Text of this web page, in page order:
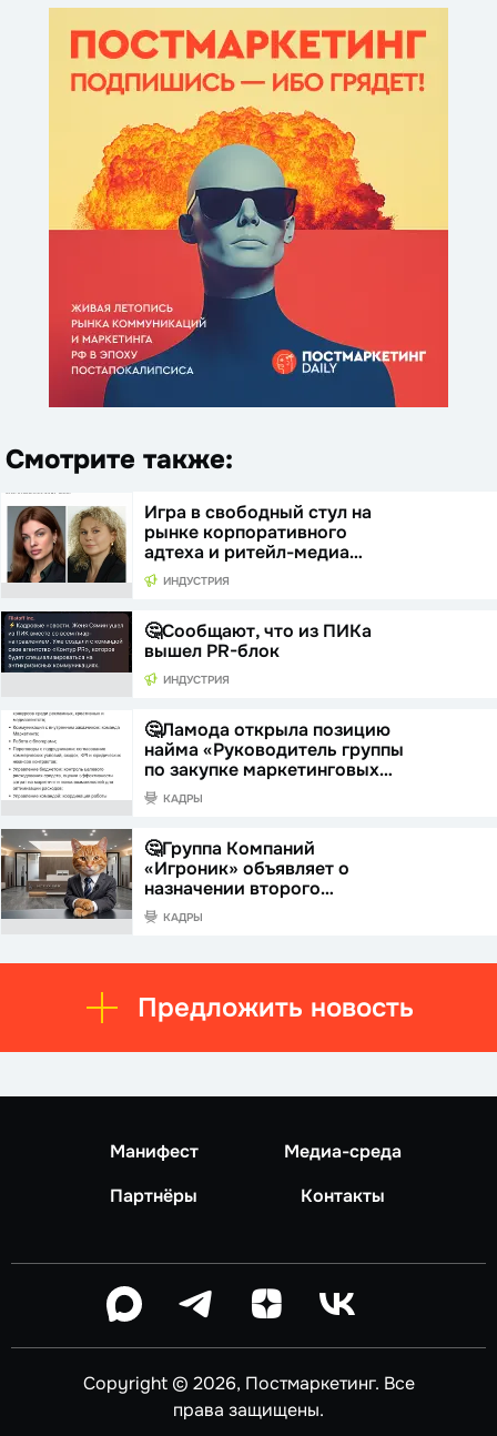
Смотрите также:
Игра в свободный стул на
рынке корпоративного
адтеха и ритейл-медиа…
ИНДУСТРИЯ
🤔Сообщают, что из ПИКа
вышел PR-блок
ИНДУСТРИЯ
🤔Ламода открыла позицию
найма «Руководитель группы
по закупке маркетинговых…
КАДРЫ
🤔Группа Компаний
«Игроник» объявляет о
назначении второго…
КАДРЫ
Предложить новость
Манифест
Медиа-среда
Партнёры
Контакты
Copyright © 2026, Постмаркетинг. Все
права защищены.